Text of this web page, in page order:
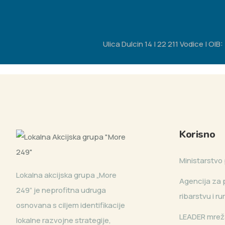
Ulica Dulcin 14 | 22 211 Vodice |
Lokalna akcijska grupa „More
249” je neprofitna udruga
osnovana s ciljem identifikacije
lokalne razvojne strategije,
Korisno
Ministarstvo
Agencija za
ribarstvu i
LEADER